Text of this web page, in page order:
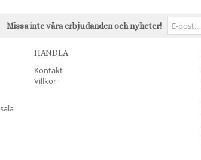
Missa inte våra erbjudanden och nyheter!
HANDLA
Kontakt
Villkor